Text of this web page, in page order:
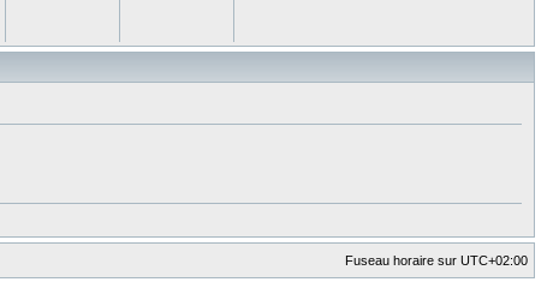
Fuseau horaire sur UTC+02:00